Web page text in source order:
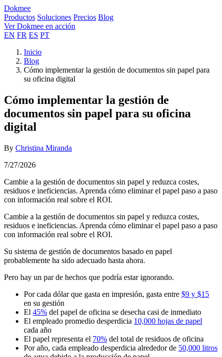
Dokmee
Productos Soluciones Precios Blog
Ver Dokmee en acción
EN FR ES PT
Inicio
Blog
Cómo implementar la gestión de documentos sin papel para
su oficina digital
Cómo implementar la gestión de
documentos sin papel para su oficina
digital
By Christina Miranda
7/27/2026
Cambie a la gestión de documentos sin papel y reduzca costes,
residuos e ineficiencias. Aprenda cómo eliminar el papel paso a paso
con información real sobre el ROI.
Cambie a la gestión de documentos sin papel y reduzca costes,
residuos e ineficiencias. Aprenda cómo eliminar el papel paso a paso
con información real sobre el ROI.
Su sistema de gestión de documentos basado en papel
probablemente ha sido adecuado hasta ahora.
Pero hay un par de hechos que podría estar ignorando.
Por cada dólar que gasta en impresión, gasta entre $9 y $15
en su gestión
El 45% del papel de oficina se desecha casi de inmediato
El empleado promedio desperdicia 10,000 hojas de papel
cada año
El papel representa el 70% del total de residuos de oficina
Por año, cada empleado desperdicia alrededor de 50,000 litros